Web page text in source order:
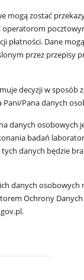
mogą zostać
płatności. Dane
przez przepisy
decyzji w sposób
Pana danych
danych osobowych
badań
danych będzie
danych osobowych
Ochrony